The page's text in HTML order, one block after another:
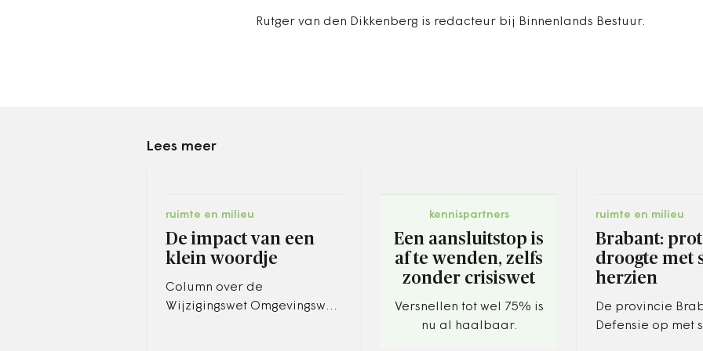
Rutger van den Dikkenberg is redacteur bij Binnenlands Bestuur.
Lees meer
ruimte en milieu
De impact van een
klein woordje
Column over de
Wijzigingswet Omgevingswet
kennispartners
Een aansluitstop is
af te wenden, zelfs
zonder crisiswet
Versnellen tot wel 75% is
nu al haalbaar.
ruimte en milieu
Brabant:
droogte met
herzien
De provincie
Defensie op met